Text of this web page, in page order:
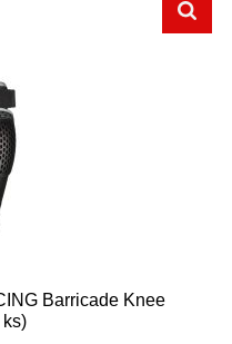
Barricade Knee
ks)